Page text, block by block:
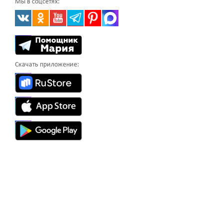
Мы в соцсетях:
Скачать приложение: